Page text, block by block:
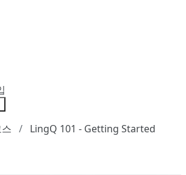
LingQ 101 - Getting Started